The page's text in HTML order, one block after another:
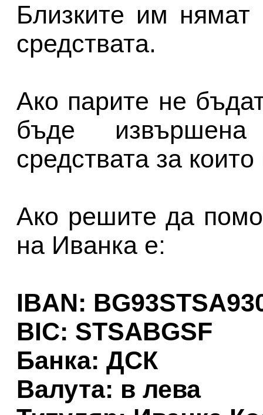
Близките им
средствата.
Ако парите не
бъде извършена
средствата за
Ако решите да
на Иванка е:
IBAN:
BIC: STSABGSF
Банка: ДСК
Валута: в лева